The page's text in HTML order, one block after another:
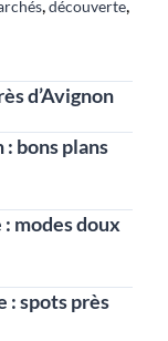
,découverte,
d’Avignon
bons plans
modes doux
: spots près